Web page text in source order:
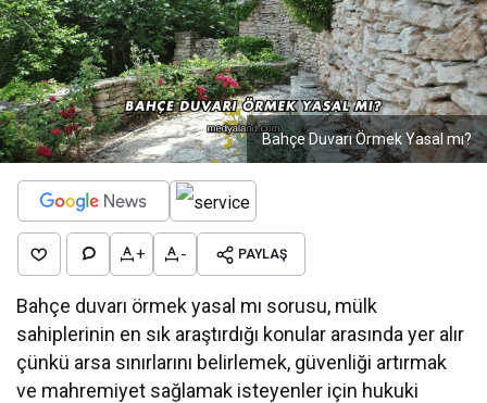
Bahçe Duvarı Örmek Yasal mı?
+ - PAYLAŞ
Bahçe duvarı örmek yasal mı sorusu, mülk
sahiplerinin en sık araştırdığı konular arasında yer alır
çünkü arsa sınırlarını belirlemek, güvenliği artırmak
ve mahremiyet sağlamak isteyenler için hukuki